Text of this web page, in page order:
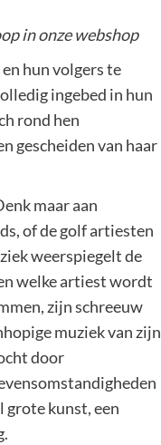
in onze webshop
hun volgers te
ingebed in hun
rond hen
gescheiden van haar
maar aan
of de golf artiesten
weerspiegelt de
welke artiest wordt
zijn schreeuw
muziek van zijn
door
grote kunst, een